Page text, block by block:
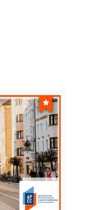
des membres